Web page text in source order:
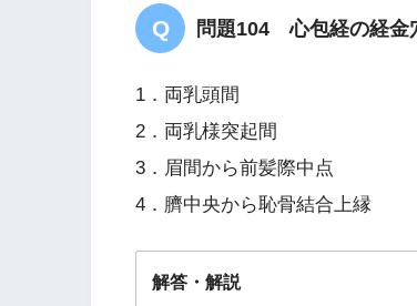
問題104 心包経の経金
1．両乳頭間
2．両乳様突起間
3．眉間から前髪際中点
4．臍中央から恥骨結合上縁
解答・解説